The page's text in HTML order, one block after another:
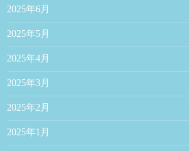
2025年6月
2025年5月
2025年4月
2025年3月
2025年2月
2025年1月